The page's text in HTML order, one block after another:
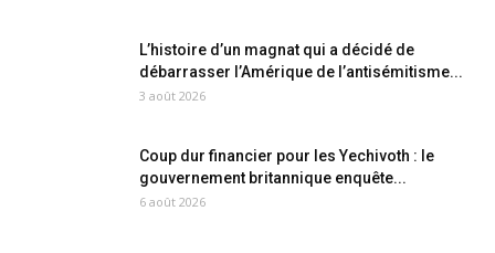
L’histoire d’un magnat qui a décidé de
débarrasser l’Amérique de l’antisémitisme...
3 août 2026
Coup dur financier pour les Yechivoth : le
gouvernement britannique enquête...
6 août 2026